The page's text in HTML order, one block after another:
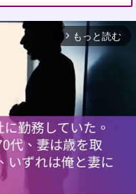
arrow_forward_ios もっと読む